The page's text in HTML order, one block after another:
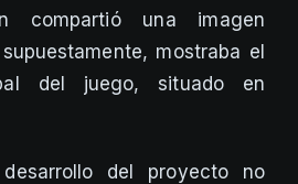
compartió una imagen
mostraba el
del juego, situado en
del proyecto no